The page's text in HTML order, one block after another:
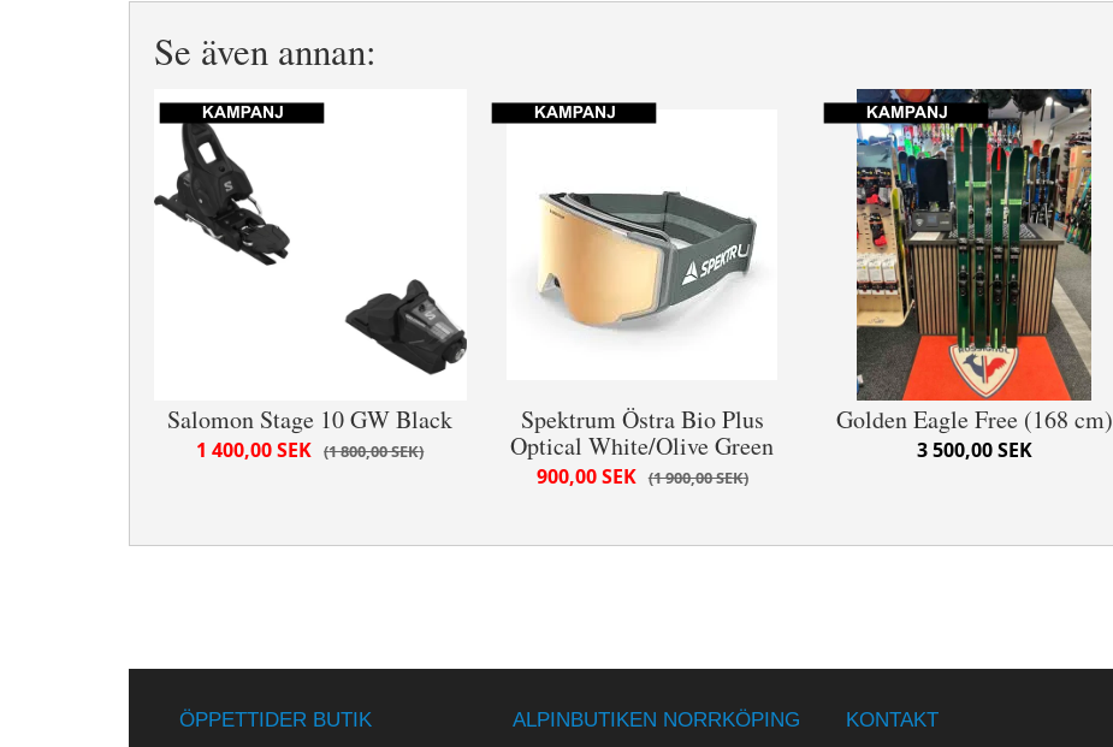
Se även annan:
Salomon Stage 10 GW Black
1 800,00 SEK
1 400,00 SEK
Spektrum Östra Bio Plus
Optical White/Olive Green
1 900,00 SEK
900,00 SEK
Golden Eagle Free (168 cm)
3 500,00 SEK
ÖPPETTIDER BUTIK ALPINBUTIKEN NORRKÖPING KONTAKT